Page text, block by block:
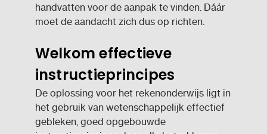
handvatten voor de aanpak te vinden. Dáár
moet de aandacht zich dus op richten.
Welkom effectieve
instructieprincipes
De oplossing voor het rekenonderwijs ligt in
het gebruik van wetenschappelijk effectief
gebleken, goed opgebouwde